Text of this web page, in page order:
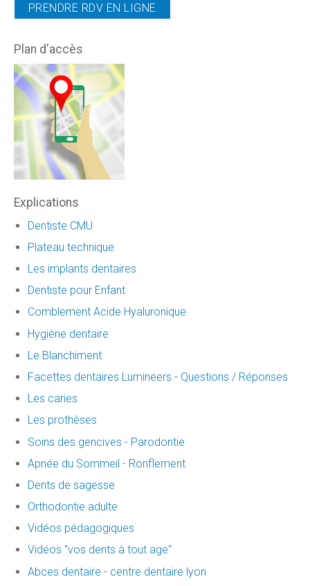
PRENDRE RDV EN LIGNE
Plan d'accès
Explications
Dentiste CMU
Plateau technique
Les implants dentaires
Dentiste pour Enfant
Comblement Acide Hyaluronique
Hygiène dentaire
Le Blanchiment
Facettes dentaires Lumineers - Questions / Réponses
Les caries
Les prothèses
Soins des gencives - Parodontie
Apnée du Sommeil - Ronflement
Dents de sagesse
Orthodontie adulte
Vidéos pédagogiques
Vidéos "vos dents à tout age"
Abces dentaire - centre dentaire lyon